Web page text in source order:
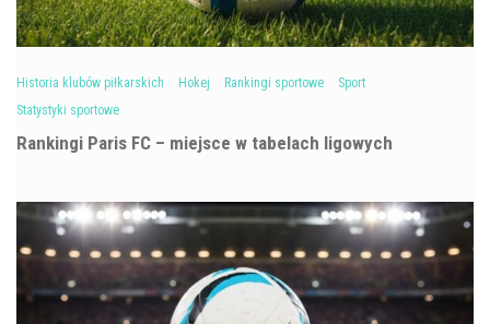
Historia klubów piłkarskich Hokej Rankingi sportowe
Sport
Statystyki sportowe
Rankingi Paris FC – miejsce w tabelach ligowych